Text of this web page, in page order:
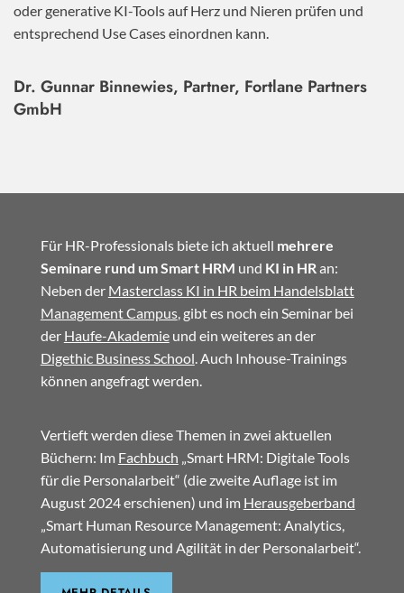
oder generative KI-Tools auf Herz und Nieren prüfen und
entsprechend Use Cases einordnen kann.
Dr. Gunnar Binnewies, Partner, Fortlane Partners
GmbH
Für HR-Professionals biete ich aktuell mehrere
Seminare rund um Smart HRM und KI in HR an:
Neben der Masterclass KI in HR beim Handelsblatt
Management Campus, gibt es noch ein Seminar bei
der Haufe-Akademieund ein weiteres an der
Digethic Business School . Auch Inhouse-Trainings
können angefragt werden.
Vertieft werden diese Themen in zwei aktuellen
Büchern: Im Fachbuch „Smart HRM: Digitale Tools
für die Personalarbeit“ (die zweite Auflage ist im
August 2024 erschienen) und im Herausgeberband
„Smart Human Resource Management: Analytics,
Automatisierung und Agilität in der Personalarbeit“.